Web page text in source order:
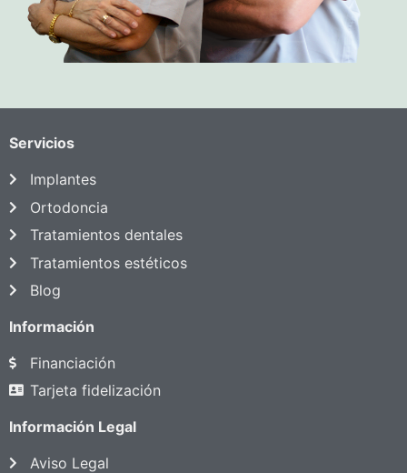
Servicios
Implantes
Ortodoncia
Tratamientos dentales
Tratamientos estéticos
Blog
Información
Financiación
Tarjeta fidelización
Información Legal
Aviso Legal